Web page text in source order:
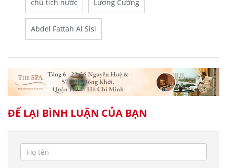
chủ tịch nước Lương Cường
Abdel Fattah Al Sisi
ĐỂ LẠI BÌNH LUẬN CỦA BẠN